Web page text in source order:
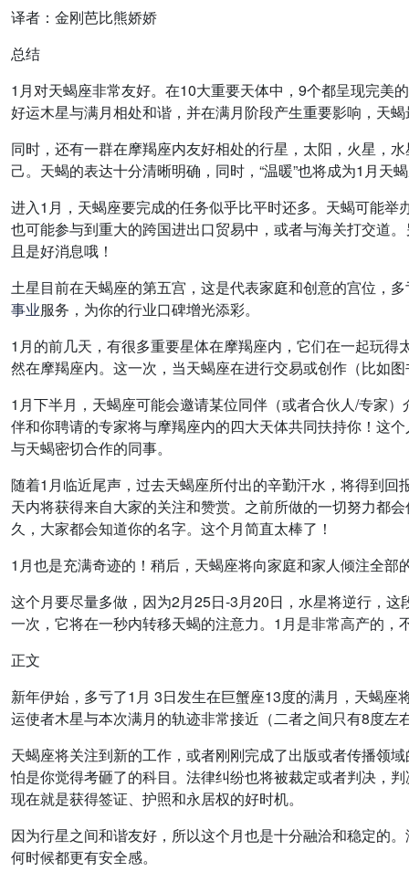
译者：金刚芭比熊娇娇
总结
1月对天蝎座非常友好。在10大重要天体中，9个都呈现完美
好运木星与满月相处和谐，并在满月阶段产生重要影响，天
同时，还有一群在摩羯座内友好相处的行星，太阳，火星，
己。天蝎的表达十分清晰明确，同时，“温暖”也将成为1月天
进入1月，天蝎座要完成的任务似乎比平时还多。天蝎可能
也可能参与到重大的跨国进出口贸易中，或者与海关打交道
且是好消息哦！
土星目前在天蝎座的第五宫，这是代表家庭和创意的宫位，
事业服务，为你的行业口碑增光添彩。
1月的前几天，有很多重要星体在摩羯座内，它们在一起玩
然在摩羯座内。这一次，当天蝎座在进行交易或创作（比如
1月下半月，天蝎座可能会邀请某位同伴（或者合伙人/专家
伴和你聘请的专家将与摩羯座内的四大天体共同扶持你！这
与天蝎密切合作的同事。
随着1月临近尾声，过去天蝎座所付出的辛勤汗水，将得到
天内将获得来自大家的关注和赞赏。之前所做的一切努力
久，大家都会知道你的名字。这个月简直太棒了！
1月也是充满奇迹的！稍后，天蝎座将向家庭和家人倾注全
这个月要尽量多做，因为2月25日-3月20日，水星将逆行，
一次，它将在一秒内转移天蝎的注意力。1月是非常高产的
正文
新年伊始，多亏了1月 3日发生在巨蟹座13度的满月，天蝎
运使者木星与本次满月的轨迹非常接近（二者之间只有8度左
天蝎座将关注到新的工作，或者刚刚完成了出版或者传播领
怕是你觉得考砸了的科目。法律纠纷也将被裁定或者判决，
现在就是获得签证、护照和永居权的好时机。
因为行星之间和谐友好，所以这个月也是十分融洽和稳定的
何时候都更有安全感。